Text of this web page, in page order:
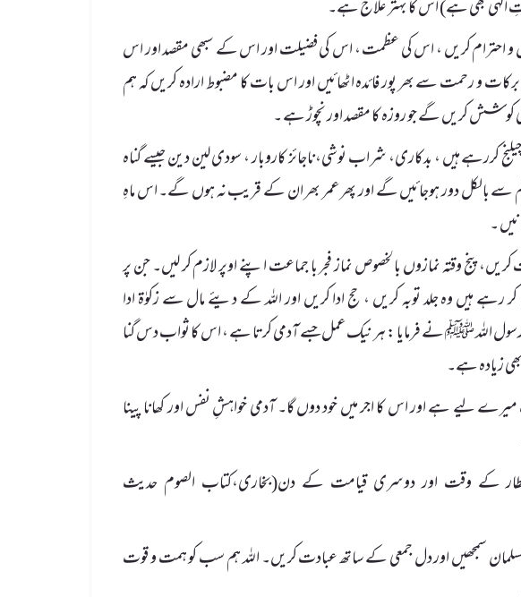
الٰہی بھی ہے) اس کا بہتر علاج ہے۔
و احترام کریں ، اس کی عظمت ، اس کی فضیلت اور اس کے سبھی مقصد اور اس
و رحمت سے بھر پور فائدہ اٹھائیں اور اس بات کا مضبوط ارادہ کریں کہ ہم
کوشش کریں گے جو روزہ کا مقصد اور نچوڑ ہے ۔
کررہے ہیں ، بدکاری، شراب نوشی،ناجائز کاروبار ، سودی لین دین جیسے گناہ
سے بالکل دور ہوجائیں گے اور پھر عمر بھر ان کے قریب نہ ہوں گے۔ اس ماہِ
۔
پنج وقتہ نمازوں بالخصوص نماز فجر با جماعت اپنے اوپر لازم کر لیں۔ جن پر
رہے ہیں وہ جلد توبہ کریں ، حج ادا کریں اور اللہ کے دیئے مال سے زکوٰۃ ادا
اللہ ﷺ نے فرمایا : ہر نیک عمل جسے آدمی کرتا ہے ، اس کا ثواب دس گنا
زیادہ ہے۔
لیے ہے اور اس کا اجر میں خود دوں گا۔ آدمی خواہشِ نفس اور کھانا پینا
کے وقت اور دوسری قیامت کے دن(بخاری،کتاب الصوم حدیث
سمجھیں اور دل جمعی کے ساتھ عبادت کریں۔ اللہ ہم سب کو ہمت و قوت